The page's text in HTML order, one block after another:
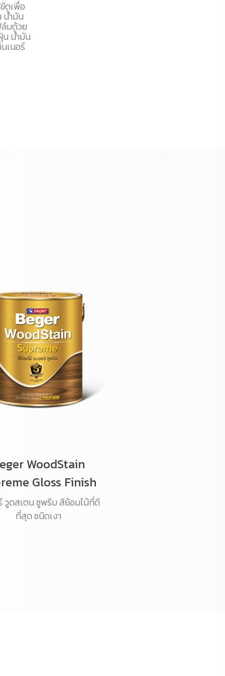
ดเพื่อ
น้ำมัน
มด้วย
น น้ำมัน
เนอร์
WoodStain
Gloss Finish
วูดสเตน ซูพรีม สีย้อมไม้ที่ดี
ที่สุด ชนิดเงา